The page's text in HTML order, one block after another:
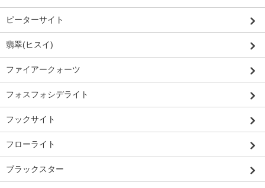
ピーターサイト
翡翠(ヒスイ)
ファイアークォーツ
フォスフォシデライト
フックサイト
フローライト
ブラックスター